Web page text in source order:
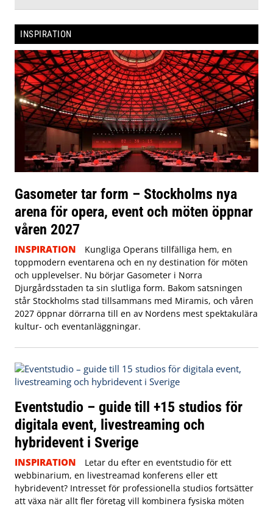
INSPIRATION
Gasometer tar form – Stockholms nya
arena för opera, event och möten öppnar
våren 2027
INSPIRATION
Kungliga Operans tillfälliga hem, en
toppmodern eventarena och en ny destination för möten
och upplevelser. Nu börjar Gasometer i Norra
Djurgårdsstaden ta sin slutliga form. Bakom satsningen
står Stockholms stad tillsammans med Miramis, och våren
2027 öppnar dörrarna till en av Nordens mest spektakulära
kultur- och eventanläggningar.
Eventstudio – guide till +15 studios för
digitala event, livestreaming och
hybridevent i Sverige
INSPIRATION
Letar du efter en eventstudio för ett
webbinarium, en livestreamad konferens eller ett
hybridevent? Intresset för professionella studios fortsätter
att växa när allt fler företag vill kombinera fysiska möten